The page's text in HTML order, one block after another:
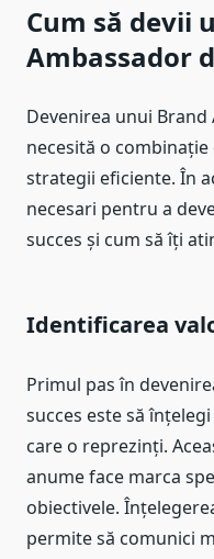
Cum să devii
Ambassador
Devenirea unui Brand
necesită o
strategii eficiente. În
necesari pentru a
succes și cum să îți
Identificarea
Primul pas în
succes este să
care o reprezinți.
anume face marca
obiectivele.
permite să comunici